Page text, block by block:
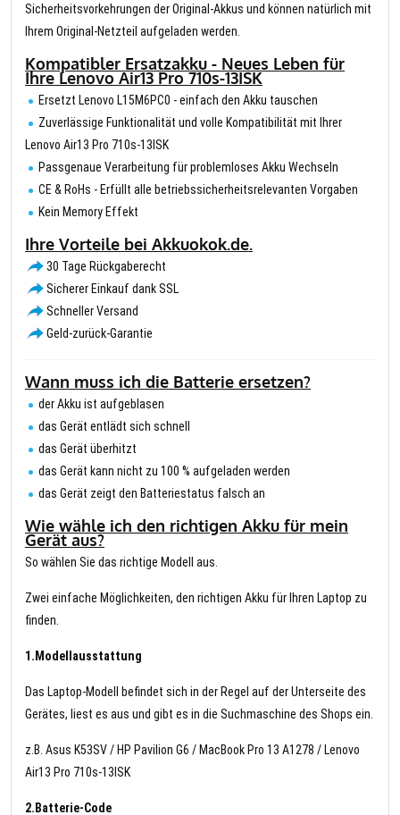
Sicherheitsvorkehrungen der Original-Akkus und können natürlich mit
Ihrem Original-Netzteil aufgeladen werden.
Kompatibler Ersatzakku - Neues Leben für
Ihre Lenovo Air13 Pro 710s-13ISK
Ersetzt Lenovo L15M6PC0 - einfach den Akku tauschen
Zuverlässige Funktionalität und volle Kompatibilität mit Ihrer
Lenovo Air13 Pro 710s-13ISK
Passgenaue Verarbeitung für problemloses Akku Wechseln
CE & RoHs - Erfüllt alle betriebssicherheitsrelevanten Vorgaben
Kein Memory Effekt
Ihre Vorteile bei Akkuokok.de.
30 Tage Rückgaberecht
Sicherer Einkauf dank SSL
Schneller Versand
Geld-zurück-Garantie
Wann muss ich die Batterie ersetzen?
der Akku ist aufgeblasen
das Gerät entlädt sich schnell
das Gerät überhitzt
das Gerät kann nicht zu 100 % aufgeladen werden
das Gerät zeigt den Batteriestatus falsch an
Wie wähle ich den richtigen Akku für mein
Gerät aus?
So wählen Sie das richtige Modell aus.
Zwei einfache Möglichkeiten, den richtigen Akku für Ihren Laptop zu
finden.
1.Modellausstattung
Das Laptop-Modell befindet sich in der Regel auf der Unterseite des
Gerätes, liest es aus und gibt es in die Suchmaschine des Shops ein.
z.B. Asus K53SV / HP Pavilion G6 / MacBook Pro 13 A1278 / Lenovo
Air13 Pro 710s-13ISK
2.Batterie-Code